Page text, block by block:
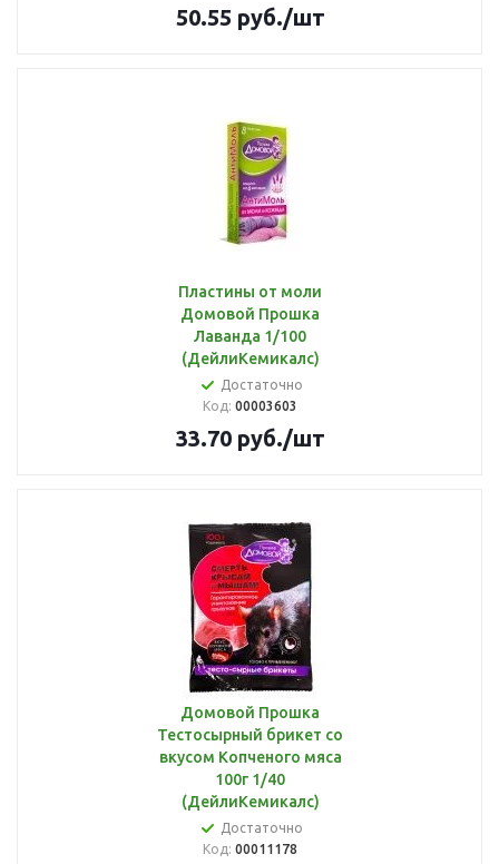
50.55 руб./шт
Пластины от моли
Домовой Прошка
Лаванда 1/100
(ДейлиКемикалс)
Достаточно
Код: 00003603
33.70руб./шт
Домовой Прошка
Тестосырный брикет со
вкусом Копченого мяса
100г 1/40
(ДейлиКемикалс)
Достаточно
Код: 00011178